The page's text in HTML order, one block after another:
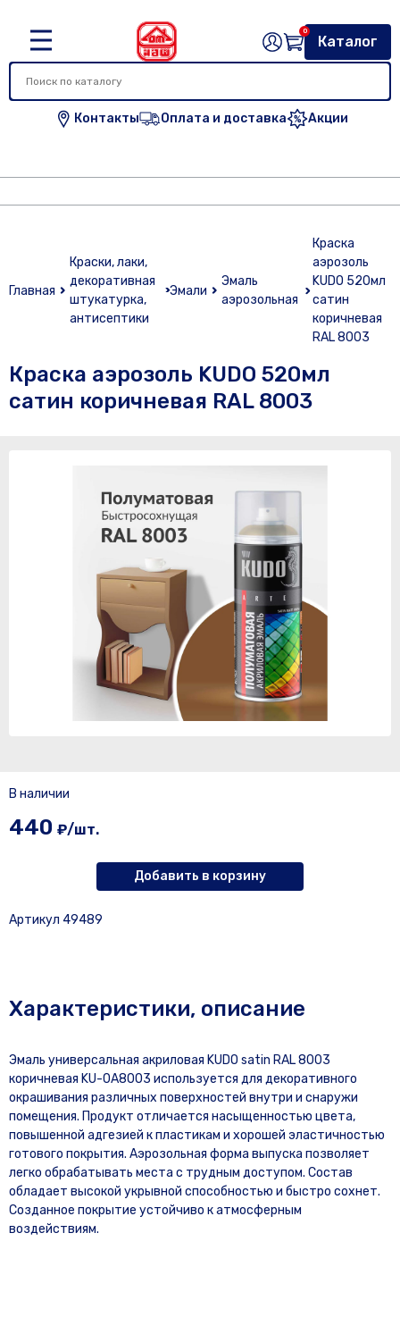
Контакты Оплата и доставка Акции
Каталог
0
Главная
Краски, лаки,
декоративная
штукатурка,
антисептики
Эмали
Эмаль
аэрозольная
Краска
аэрозоль
KUDO 520мл
сатин
коричневая
RAL 8003
Краска аэрозоль KUDO 520мл
сатин коричневая RAL 8003
В наличии
440 ₽/шт.
Добавить в корзину
Артикул 49489
Характеристики, описание
Эмаль универсальная акриловая KUDO satin RAL 8003
коричневая KU-0A8003 используется для декоративного
окрашивания различных поверхностей внутри и снаружи
помещения. Продукт отличается насыщенностью цвета,
повышенной адгезией к пластикам и хорошей эластичностью
готового покрытия. Аэрозольная форма выпуска позволяет
легко обрабатывать места с трудным доступом. Состав
обладает высокой укрывной способностью и быстро сохнет.
Созданное покрытие устойчиво к атмосферным
воздействиям.